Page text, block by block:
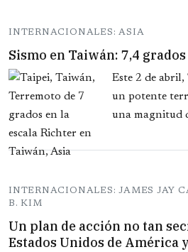
INTERNACIONALES: ASIA
Sismo en Taiwán: 7,4
Este 2 de
un potente
una magnitud
INTERNACIONALES: JAMES JAY
B. KIM
Un plan de acción no tan
Estados Unidos de América